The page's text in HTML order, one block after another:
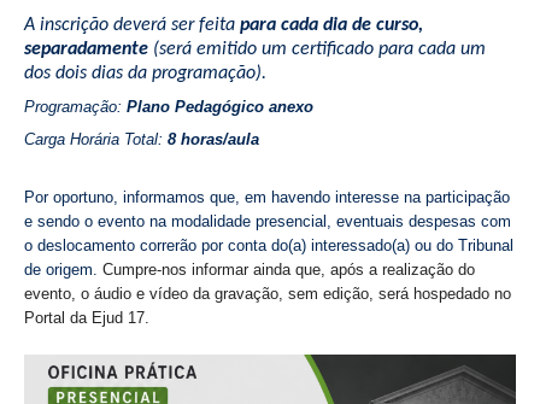
A inscrição deverá ser feita para cada dia de curso,
separadamente (será emitido um certificado para cada um
dos dois dias da programação).
Programação: Plano Pedagógico anexo
Carga Horária Total: 8 horas/aula
Por oportuno, informamos que, em havendo interesse na participação
e sendo o evento na modalidade presencial, eventuais despesas com
o deslocamento correrão por conta do(a) interessado(a) ou do Tribunal
de origem. Cumpre-nos informar ainda que, após a realização do
evento, o áudio e vídeo da gravação, sem edição, será hospedado no
Portal da Ejud 17.